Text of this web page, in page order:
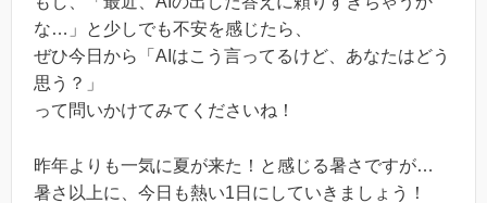
な…」と少しでも不安を感じたら、
ぜひ今日から「AIはこう言ってるけど、あなたはどう
思う？」
って問いかけてみてくださいね！
昨年よりも一気に夏が来た！と感じる暑さですが…
暑さ以上に、今日も熱い1日にしていきましょう！